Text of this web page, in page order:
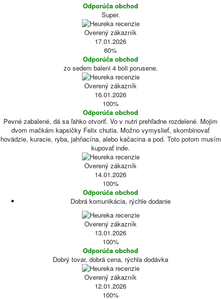
Odporúča obchod
Super.
Overený zákazník
17.01.2026
60%
Odporúča obchod
zo sedem baleni 4 boli porusene.
Overený zákazník
16.01.2026
100%
Odporúča obchod
Pevné zabalené, dá sa ľahko otvoriť. Vo v nutri prehľadne rozdelené. Mojim
dvom mačkám kapsičky Felix chutia. Možno vymyslieť, skombinovať
hovädzie, kuracie, ryba, jahňacína, alebo kačacina a pod. Toto potom musím
kupovať inde.
Overený zákazník
14.01.2026
100%
Odporúča obchod
Dobrá komunikácia, rýchle dodanie
Overený zákazník
13.01.2026
100%
Odporúča obchod
Dobrý tovar, dobrá cena, rýchla dodávka
Overený zákazník
12.01.2026
100%